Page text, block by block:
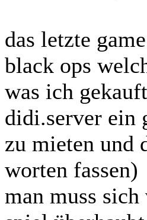
das letzte
black ops
was ich
didi.server ein
zu mieten und
worten fassen)
man muss